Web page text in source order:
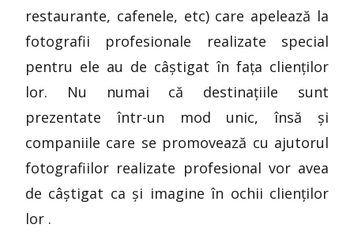
restaurante, cafenele, etc) care apelează la
fotografii profesionale realizate special
pentru ele au de câștigat în fața clienților
lor. Nu numai că destinațiile sunt
prezentate într-un mod unic, însă și
companiile care se promovează cu ajutorul
fotografiilor realizate profesional vor avea
de câștigat ca și imagine în ochii clienților
lor .